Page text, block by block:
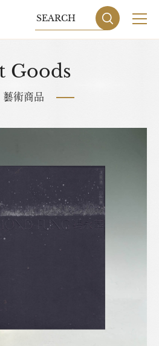
網站地圖 隱私權政策
DESIGN
Goods
藝術商品